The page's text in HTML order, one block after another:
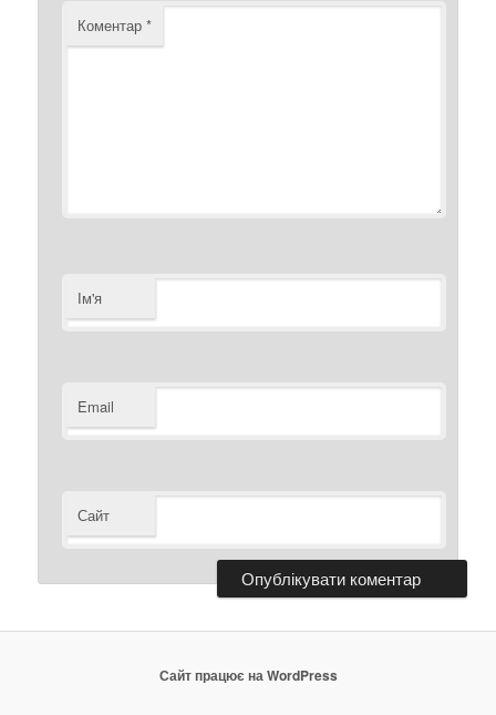
Коментар*
Ім'я
Email
Сайт
Сайт працює на WordPress